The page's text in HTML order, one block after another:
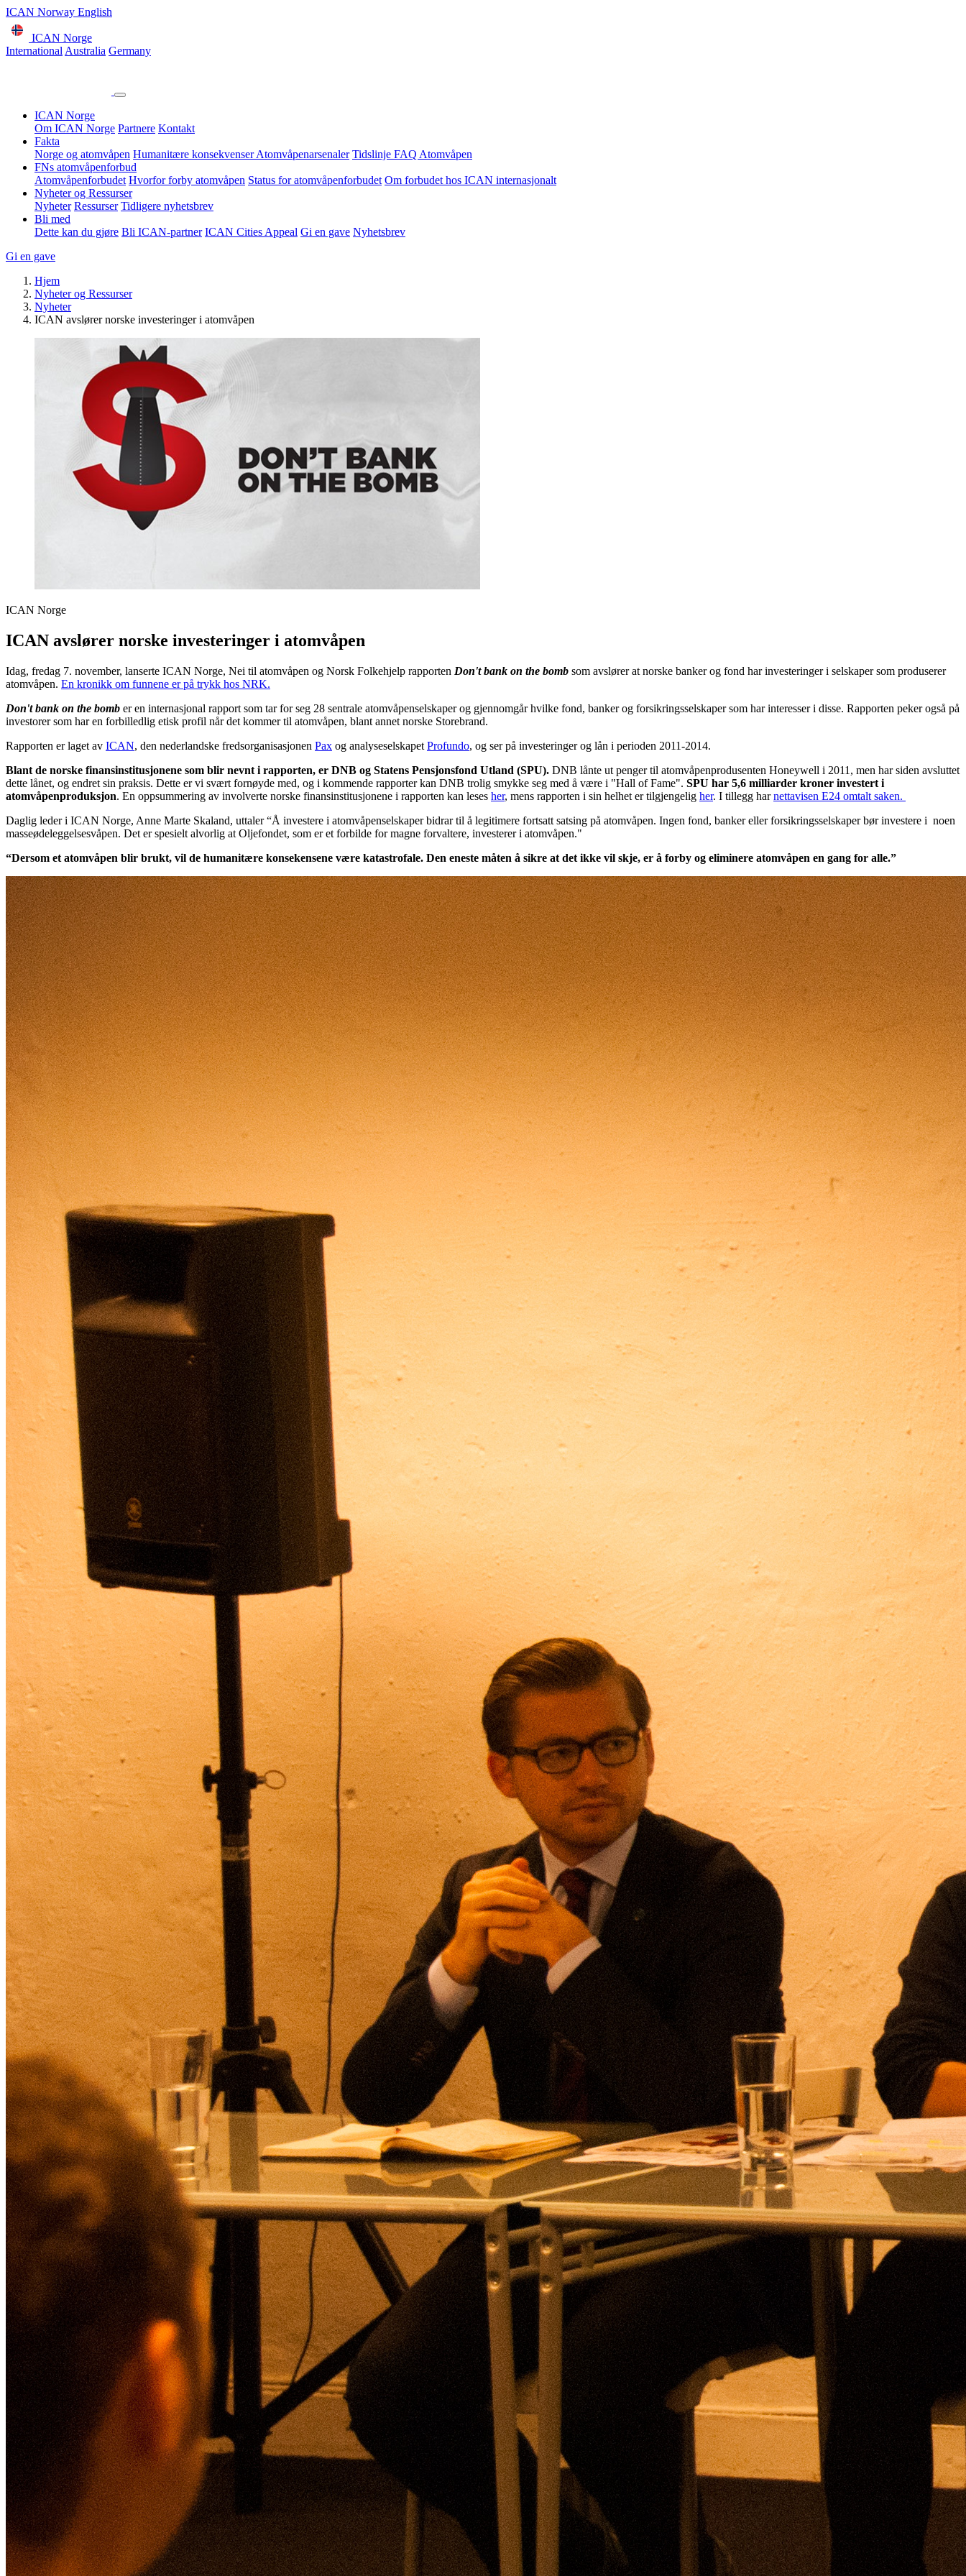
ICAN Norway English
ICAN Norge
International Australia Germany
ICAN Norge
Om ICAN Norge Partnere Kontakt
Fakta
Norge og atomvåpen Humanitære konsekvenserAtomvåpenarsenaler Tidslinje FAQ Atomvåpen
FNs atomvåpenforbud
Atomvåpenforbudet Hvorfor forby atomvåpen Status for atomvåpenforbudet Om forbudet hos ICAN internasjonalt
Nyheter og Ressurser
Nyheter Ressurser Tidligere nyhetsbrev
Bli med
Dette kan du gjøre Bli ICAN-partner ICAN Cities Appeal Gi en gave Nyhetsbrev
Gi en gave
Hjem
Nyheter og Ressurser
Nyheter
ICAN avslører norske investeringer i atomvåpen
ICAN Norge
ICAN avslører norske investeringer i atomvåpen
Idag, fredag 7. november, lanserte ICAN Norge, Nei til atomvåpen og Norsk Folkehjelp rapporten Don't bank on the bomb som avslører at norske banker og fond har investeringer i selskaper som produserer
atomvåpen. En kronikk om funnene er på trykk hos NRK.
Don't bank on the bomb er en internasjonal rapport som tar for seg 28 sentrale atomvåpenselskaper og gjennomgår hvilke fond, banker og forsikringsselskaper som har interesser i disse. Rapporten peker også på
investorer som har en forbilledlig etisk profil når det kommer til atomvåpen, blant annet norske Storebrand.
Rapporten er laget av ICAN, den nederlandske fredsorganisasjonen Pax og analyseselskapet Profundo, og ser på investeringer og lån i perioden 2011-2014.
Blant de norske finansinstitusjonene som blir nevnt i rapporten, er DNB og Statens Pensjonsfond Utland (SPU). DNB lånte ut penger til atomvåpenprodusenten Honeywell i 2011, men har siden avsluttet
dette lånet, og endret sin praksis. Dette er vi svært fornøyde med, og i kommende rapporter kan DNB trolig smykke seg med å være i "Hall of Fame". SPU har 5,6 milliarder kroner investert i
atomvåpenproduksjon. En oppsummering av involverte norske finansinstitusjonene i rapporten kan leses her, mens rapporten i sin helhet er tilgjengelig her. I tillegg harnettavisen E24 omtalt saken.
Daglig leder i ICAN Norge, Anne Marte Skaland, uttaler “Å investere i atomvåpenselskaper bidrar til å legitimere fortsatt satsing på atomvåpen. Ingen fond, banker eller forsikringsselskaper bør investere i noen
masseødeleggelsesvåpen. Det er spesielt alvorlig at Oljefondet, som er et forbilde for magne forvaltere, investerer i atomvåpen."
“Dersom et atomvåpen blir brukt, vil de humanitære konsekensene være katastrofale. Den eneste måten å sikre at det ikke vil skje, er å forby og eliminere atomvåpen en gang for alle.”